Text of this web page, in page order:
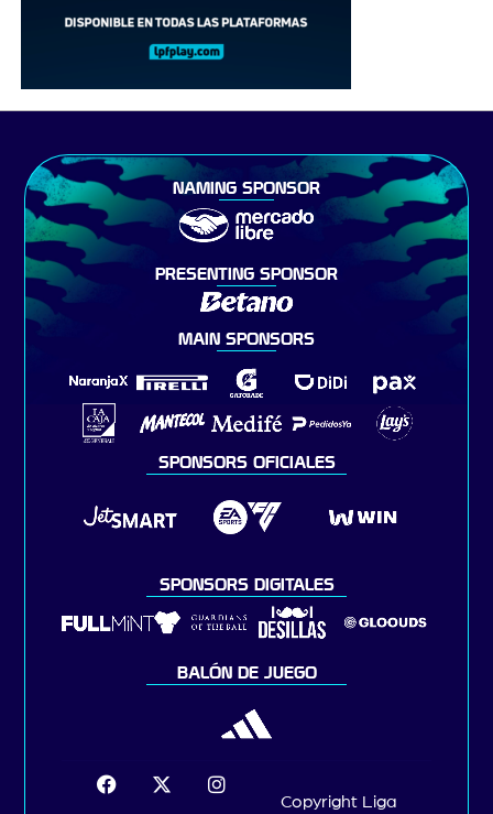
NAMING SPONSOR
PRESENTING SPONSOR
MAIN SPONSORS
SPONSORS OFICIALES
SPONSORS DIGITALES
BALÓN DE JUEGO
Copyright Liga